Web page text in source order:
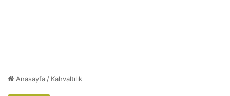
Anasayfa / Kahvaltılık